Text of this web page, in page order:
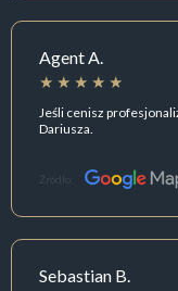
Agent A.
Jeśli cenisz
Dariusza.
Źródło:
Sebastian B.